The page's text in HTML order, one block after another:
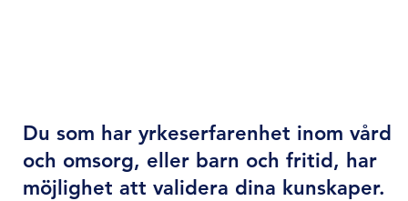
Du som har yrkeserfarenhet inom vård
och omsorg, eller barn och fritid, har
möjlighet att validera dina kunskaper.